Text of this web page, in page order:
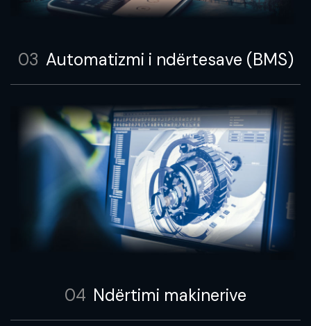
03 Automatizmi i ndërtesave (BMS)
04 Ndërtimi makinerive